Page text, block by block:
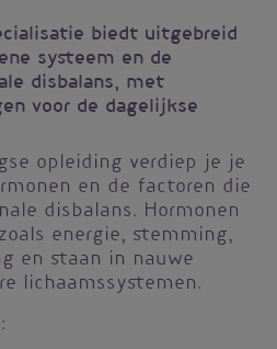
biedt uitgebreid
systeem en de
disbalans, met
voor de dagelijkse
opleiding verdiep je je
en de factoren die
disbalans. Hormonen
energie, stemming,
en staan in nauwe
lichaamssystemen.